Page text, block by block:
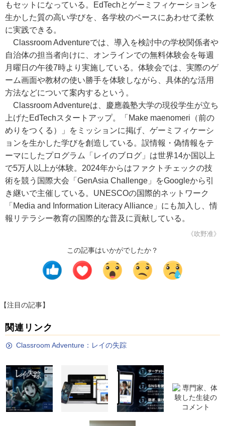
もセットになっている。EdTechとゲーミフィケーションを
生かした質の高い学びを、各学校のペースにあわせて柔軟
に実践できる。
Classroom Adventureでは、導入を検討中の学校関係者や
自治体の担当者向けに、オンラインでの無料体験会を毎週
月曜日の午後7時より実施している。体験会では、実際のゲ
ーム画面や教材の使い勝手を体験しながら、具体的な活用
方法などについて案内するという。
Classroom Adventureは、慶應義塾大学の現役学生が立ち
上げたEdTechスタートアップ。「Make maenomeri（前の
めりをつくる）」をミッションに掲げ、ゲーミフィケーシ
ョンを生かした学びを創造している。誤情報・偽情報をテ
ーマにしたプログラム「レイのブログ」は世界14か国以上
で5万人以上が体験。2024年からはファクトチェックの技
術を競う国際大会「GenAsia Challenge」をGoogleから引
き継いで主催している。UNESCOの国際的ネットワーク
「Media and Information Literacy Alliance」にも加入し、情
報リテラシー教育の国際的な普及に貢献している。
《吹野准》
この記事はいかがでしたか？
【注目の記事】
関連リンク
Classroom Adventure：レイの失踪